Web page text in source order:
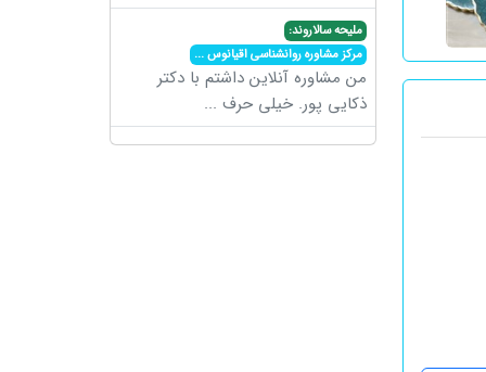
ملیحه سالاروند:
مرکز مشاوره روانشناسی اقیانوس...
من مشاوره آنلاین داشتم با دکتر
ذکایی پور. خیلی حرف ...